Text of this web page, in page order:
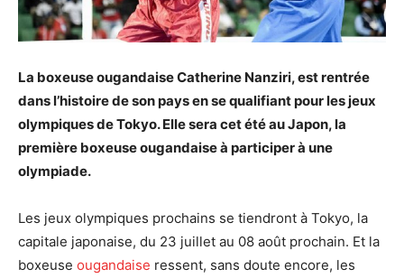
La boxeuse ougandaise Catherine Nanziri, est rentrée
dans l’histoire de son pays en se qualifiant pour les jeux
olympiques de Tokyo. Elle sera cet été au Japon, la
première boxeuse ougandaise à participer à une
olympiade.
Les jeux olympiques prochains se tiendront à Tokyo, la
capitale japonaise, du 23 juillet au 08 août prochain. Et la
boxeuse ougandaise ressent, sans doute encore, les